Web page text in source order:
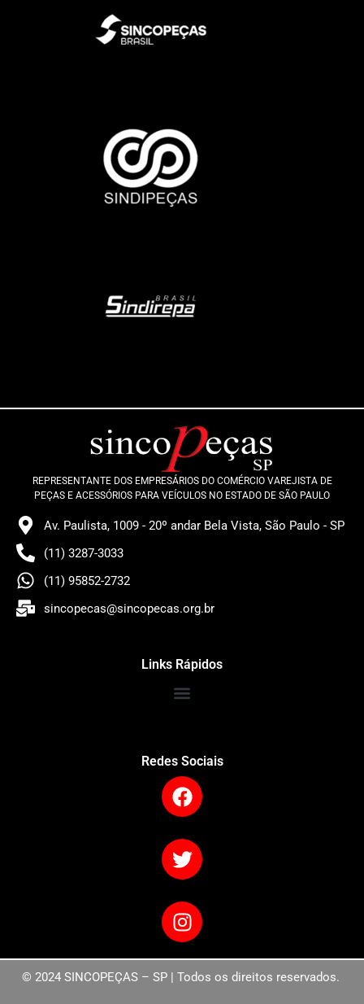
REPRESENTANTE DOS EMPRESÁRIOS DO COMÉRCIO VAREJISTA DE
PEÇAS E ACESSÓRIOS PARA VEÍCULOS NO ESTADO DE SÃO PAULO
Av. Paulista, 1009 - 20º andar Bela Vista, São Paulo - SP
(11) 3287-3033
(11) 95852-2732
sincopecas@sincopecas.org.br
Links Rápidos
Redes Sociais
© 2024 SINCOPEÇAS – SP | Todos os direitos reservados.